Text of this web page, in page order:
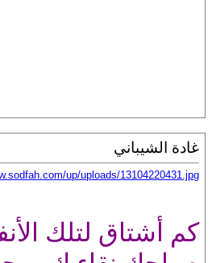
غادة الشيباني
up/uploads/13104220431.jpg
كم أشتاق لتلك